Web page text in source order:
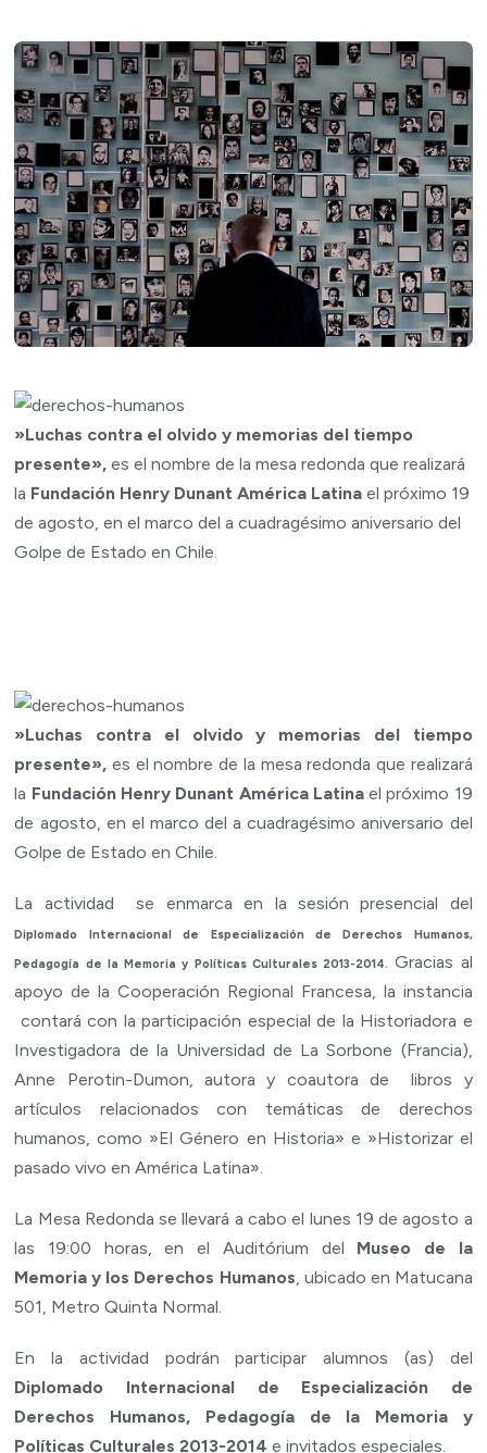
»Luchas contra el olvido y memorias del tiempo
presente»,es el nombre de la mesa redonda que realizará
la Fundación Henry Dunant América Latina el próximo 19
de agosto, en el marco del a cuadragésimo aniversario del
Golpe de Estado en Chile.
»Luchas contra el olvido y memorias del tiempo
presente»,es el nombre de la mesa redonda que realizará
la Fundación Henry Dunant América Latinael próximo 19
de agosto, en el marco del a cuadragésimo aniversario del
Golpe de Estado en Chile.
La actividad se enmarca en la sesión presencial del
Diplomado Internacional de Especialización de Derechos Humanos,
Pedagogía de la Memoria y Políticas Culturales 2013-2014. Gracias al
apoyo de la Cooperación Regional Francesa, la instancia
contará con la participación especial de la Historiadora e
Investigadora de la Universidad de La Sorbone (Francia),
Anne Perotin-Dumon, autora y coautora de libros y
artículos relacionados con temáticas de derechos
humanos, como »El Género en Historia» e »Historizar el
pasado vivo en América Latina».
La Mesa Redonda se llevará a cabo el lunes 19 de agosto a
las 19:00 horas, en el Auditórium del Museo de la
Memoria y los Derechos Humanos, ubicado en Matucana
501, Metro Quinta Normal.
En la actividad podrán participar alumnos (as) del
Diplomado Internacional de Especialización de
Derechos Humanos, Pedagogía de la Memoria y
Políticas Culturales 2013-2014 e invitados especiales.